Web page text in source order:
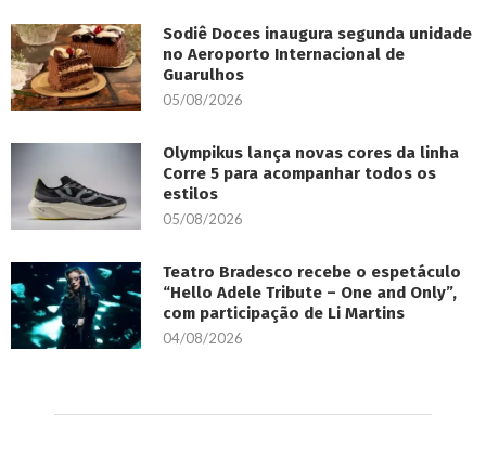
Sodiê Doces inaugura segunda unidade
no Aeroporto Internacional de
Guarulhos
05/08/2026
Olympikus lança novas cores da linha
Corre 5 para acompanhar todos os
estilos
05/08/2026
Teatro Bradesco recebe o espetáculo
“Hello Adele Tribute – One and Only”,
com participação de Li Martins
04/08/2026